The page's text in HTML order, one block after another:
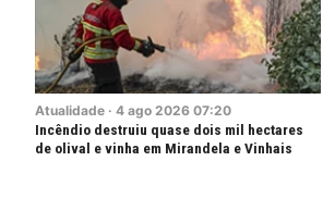
Atualidade · 4 ago 2026 07:20
Incêndio destruiu quase dois mil hectares
de olival e vinha em Mirandela e Vinhais